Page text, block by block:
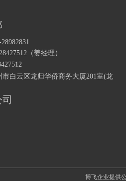
（姜经理）
白云区龙归华侨商务大厦201室(龙
博飞企业提供